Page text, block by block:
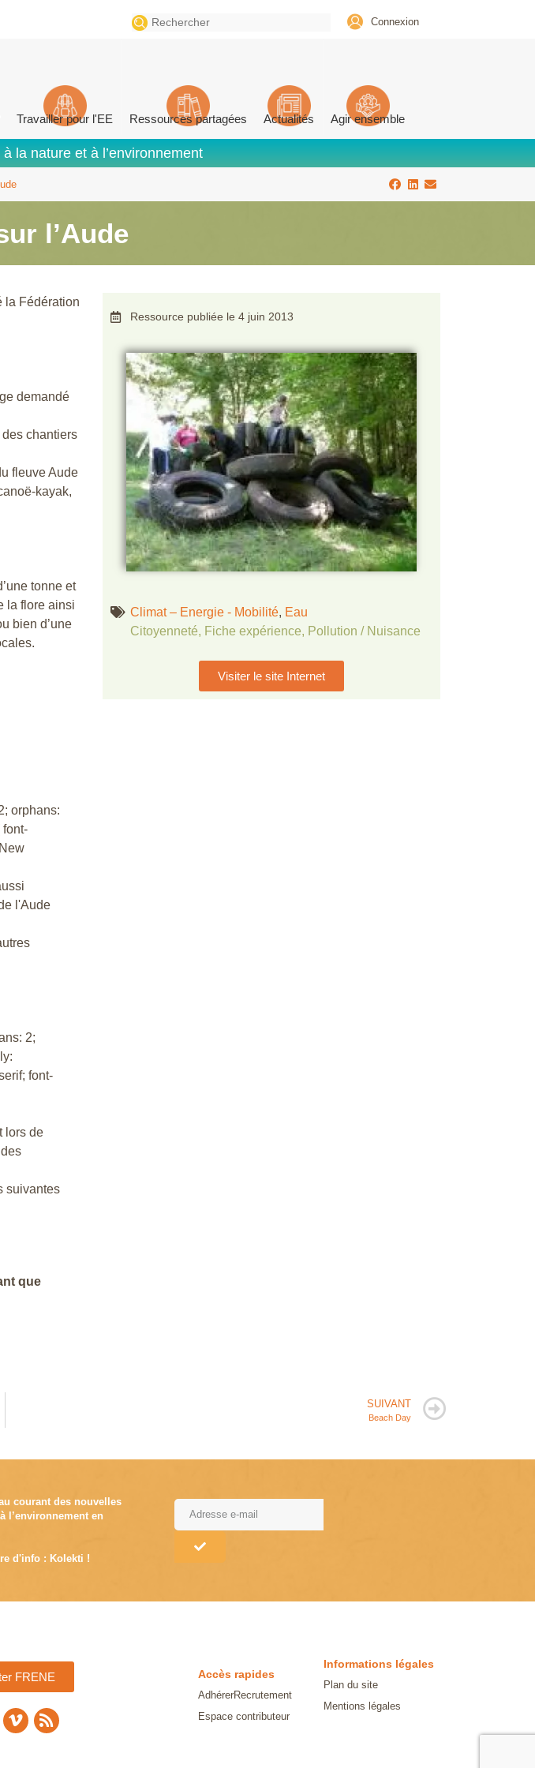
Search
for:
Connexion
Travailler pour l'EE Ressources partagées Actualités Agir ensemble
la nature et à l’environnement
l’Aude
la Fédération
demandé
chantiers
fleuve Aude
kayak,
tonne et
la flore ainsi
bien d’une
orphans:
font-
l'Aude
2;
font-
lors de
suivantes
que
Ressource publiée le 4 juin 2013
Climat – Energie - Mobilité, Eau
Citoyenneté, Fiche expérience, Pollution / Nuisance
Visiter le site Internet
SUIVANT
Beach Day
courant des nouvelles
l’environnement en
d'info : Kolekti !
FRENE Accès rapides
AdhérerRecrutement
Espace contributeur
Informations légales
Plan du site
Mentions légales